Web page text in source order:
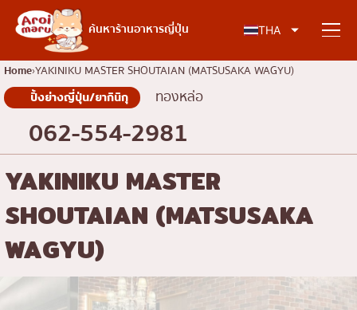
ค้นหาร้านอาหารญี่ปุ่น THA
อาหารญี่ปุ่น
ค้นหาร้านอาหาร
ค้นหาตามประเภทอาหาร
ซูชิ
ราเมง
ปิ้งย่างญี่ปุ่น/ยากินิกุ
ค้นหาตามพื้นที่
คอลัมน์ความรู้
HomeYAKINIKU MASTER SHOUTAIAN (MATSUSAKA WAGYU)
ปิ้งย่างญี่ปุ่น/ยากินิกุ ทองหล่อ
062-554-2981
YAKINIKU MASTER
SHOUTAIAN (MATSUSAKA
WAGYU)